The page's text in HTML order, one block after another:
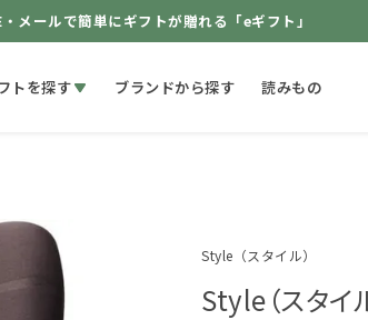
・メールで簡単にギフトが贈れる「eギフト」
トを探す ブランドから探す 読みもの
Style（スタイル）
Style（スタイ